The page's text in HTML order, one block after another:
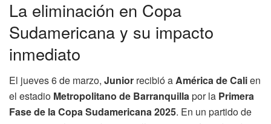
La eliminación en Copa
Sudamericana y su impacto
inmediato
El jueves 6 de marzo, Junior recibió aAmérica de Calien
el estadio Metropolitano de Barranquillapor la Primera
Fase de la Copa Sudamericana 2025. En un partido de